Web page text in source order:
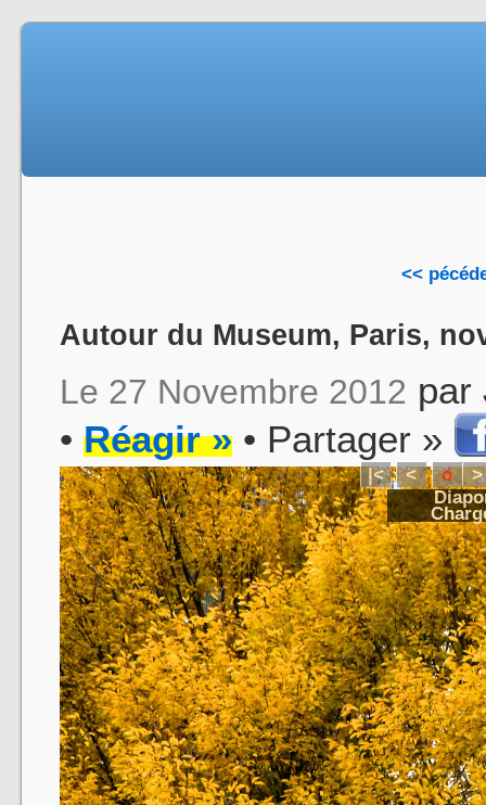
<<
Autour du Museum, Paris,
Le 27 Novembre 2012 par
• Réagir » • Partager »
|< < o
>